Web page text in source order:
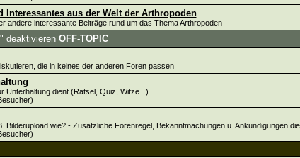
Interessantes aus der Welt der Arthropoden
andere interessante Beiträge rund um das Thema Arthropoden
OFF-TOPIC
die in keines der anderen Foren passen
Unterhaltung dient (Rätsel, Quiz, Witze...)
Bilderupload wie? - Zusätzliche Forenregel, Bekanntmachungen u. Ankündigungen